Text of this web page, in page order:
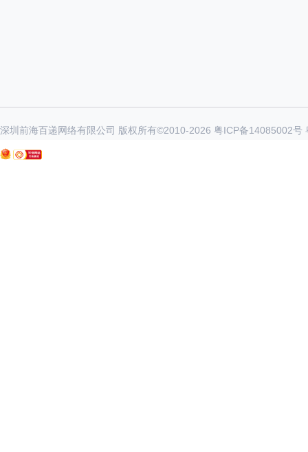
深圳前海百递网络有限公司 版权所有©2010-2026 粤ICP备14085002号